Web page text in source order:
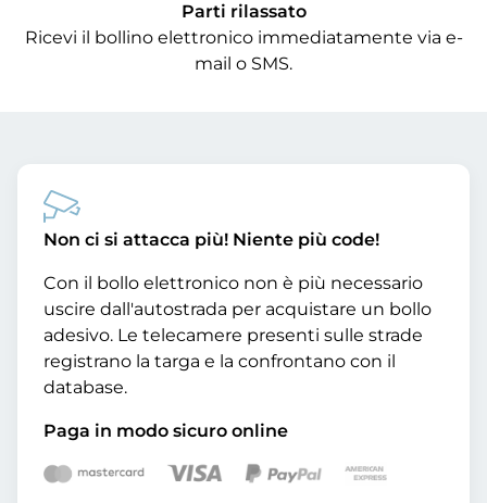
Parti rilassato
Ricevi il bollino elettronico immediatamente via e-
mail o SMS.
Non ci si attacca più! Niente più code!
Con il bollo elettronico non è più necessario
uscire dall'autostrada per acquistare un bollo
adesivo. Le telecamere presenti sulle strade
registrano la targa e la confrontano con il
database.
Paga in modo sicuro online